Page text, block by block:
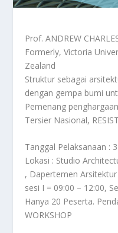
Prof. ANDREW
Formerly, Victoria
Zealand
Struktur sebagai
dengan gempa bumi
Pemenang
Tersier Nasional,
Tanggal Pelaksanaan :
Lokasi : Studio
, Dapertemen
sesi I = 09:00 – 12:00,
Hanya 20 Peserta.
WORKSHOP